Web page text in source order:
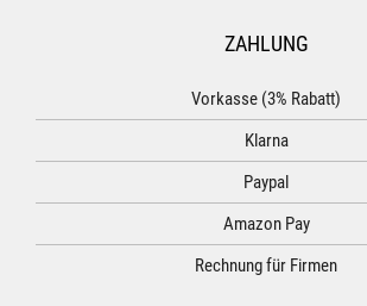
ZAHLUNG
Vorkasse (3% Rabatt)
Klarna
Paypal
Amazon Pay
Rechnung für Firmen